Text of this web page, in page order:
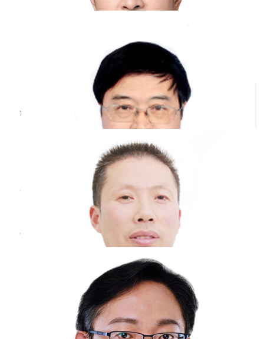
主。3、新型冠状病毒感染，在影像学上能够有
病毒感冒时，血常规主要看的项目包括白细
胞数目，中性粒细胞百分比，淋巴细胞百分比在
化验单上，英文分别对应WBC，NEUT%，
LYM％。一般来说，病毒性感冒病人的血常规里
边，白细胞总数在正常范围内，中性粒细胞百分
比下降，而淋巴细胞百分比多数增高。而细菌性
感冒则是白细胞总数升高，中性粒细胞百分比升
坐月子期间可以吃感冒药吗？
淮安市妇幼保健院
三甲
坐月子如果有感冒是能吃感冒药的，但是在
选择感冒药物的过程当中，不能吃一些容易透过
乳汁的药物，不然有可能会对新生儿产生不良影
响，包括肝肾功能的损伤，以及生长发育的影
响。所以有条件时在选择用药，上需要到医院就
诊，根据医嘱用药，在家庭护理当中要适当的多
喝点温热水，饮食要清淡。
感冒
山东省立医院
三甲
你好，大蒜可以经过按摩的方式进行治疗感
冒。可以将大蒜切成片的形状下，将其贴在百
会、太阳、风池、合谷等穴位各自按摩5分钟左